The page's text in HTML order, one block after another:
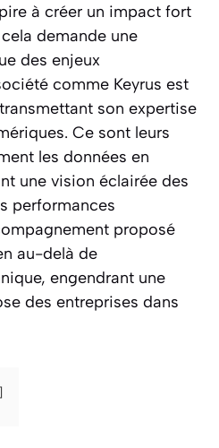
à créer un impact fort
demande une
des enjeux
comme Keyrus est
son expertise
Ce sont leurs
les données en
une vision éclairée des
performances
proposé
au-delà de
engendrant une
des entreprises dans